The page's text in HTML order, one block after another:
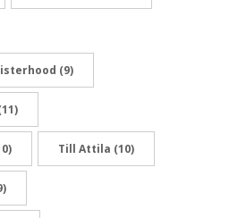
(9)
Till Attila (10)